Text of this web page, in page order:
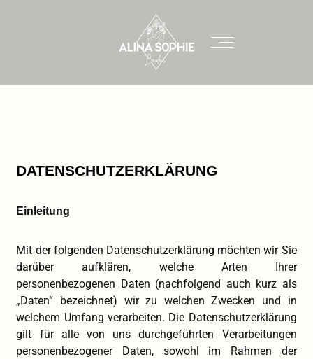
DATENSCHUTZERKLÄRUNG
Einleitung
Mit der folgenden Datenschutzerklärung möchten wir Sie
darüber aufklären, welche Arten Ihrer
personenbezogenen Daten (nachfolgend auch kurz als
„Daten“ bezeichnet) wir zu welchen Zwecken und in
welchem Umfang verarbeiten. Die Datenschutzerklärung
gilt für alle von uns durchgeführten Verarbeitungen
personenbezogener Daten, sowohl im Rahmen der